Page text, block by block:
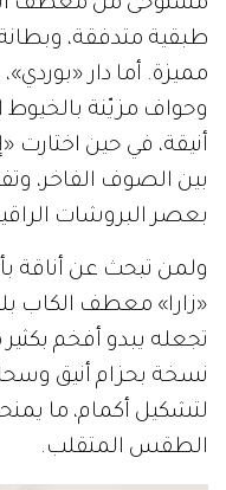
طبقية متدفقة،
مميزة. أما دار
وحواف مزيّنة
أنيقة، في حين
بين الصوف الفاخر،
بعصر البروشات
ولمن تبحث عن أناقة
«زارا» معطف الكاب بلون
تجعله يبدو أفخم
نسخة بحزام أنيق
لتشكيل أكمام، ما
الطقس المتقلب.